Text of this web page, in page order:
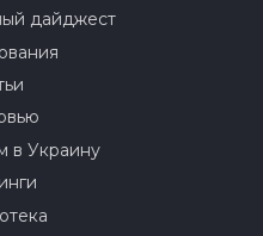
дайджест
в Украину